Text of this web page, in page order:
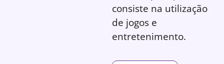
consiste na utilização
de jogos e
entretenimento.